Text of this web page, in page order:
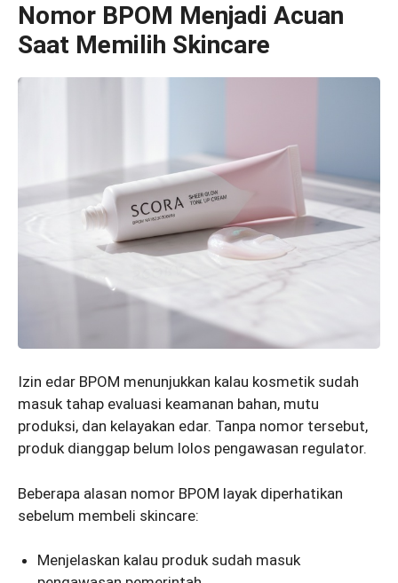
Nomor BPOM Menjadi Acuan
Saat Memilih Skincare
Izin edar BPOM menunjukkan kalau kosmetik sudah
masuk tahap evaluasi keamanan bahan, mutu
produksi, dan kelayakan edar. Tanpa nomor tersebut,
produk dianggap belum lolos pengawasan regulator.
Beberapa alasan nomor BPOM layak diperhatikan
sebelum membeli skincare:
Menjelaskan kalau produk sudah masuk